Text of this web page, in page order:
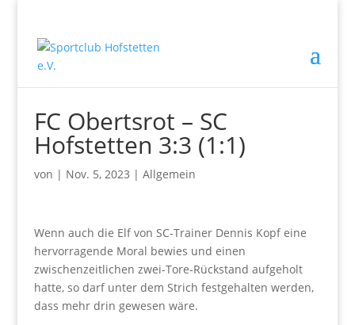
FC Obertsrot – SC
Hofstetten 3:3 (1:1)
von | Nov. 5, 2023 | Allgemein
Wenn auch die Elf von SC-Trainer Dennis Kopf eine
hervorragende Moral bewies und einen
zwischenzeitlichen zwei-Tore-Rückstand aufgeholt
hatte, so darf unter dem Strich festgehalten werden,
dass mehr drin gewesen wäre.